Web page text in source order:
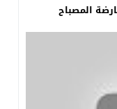
المصباح